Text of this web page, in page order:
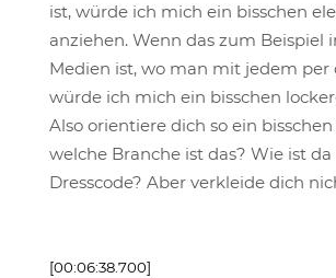
ist, würde ich mich ein bisschen
anziehen. Wenn das zum Beispiel
Medien ist, wo man mit jedem per
würde ich mich ein bisschen
Also orientiere dich so ein
welche Branche ist das? Wie ist da
Dresscode? Aber verkleide dich
[00:06:38.700]